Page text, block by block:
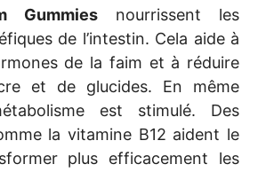
Gummies nourrissent les
de l’intestin. Cela aide à
de la faim et à réduire
et de glucides. En même
est stimulé. Des
la vitamine B12 aident le
plus efficacement les